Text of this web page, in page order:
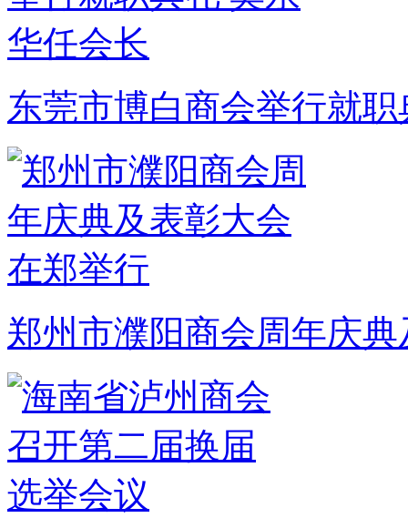
东莞市博白商会举行就
郑州市濮阳商会周年庆